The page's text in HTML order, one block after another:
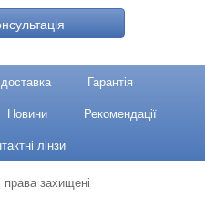
Гарантія
Новини
Рекомендації
лінзи
захищені